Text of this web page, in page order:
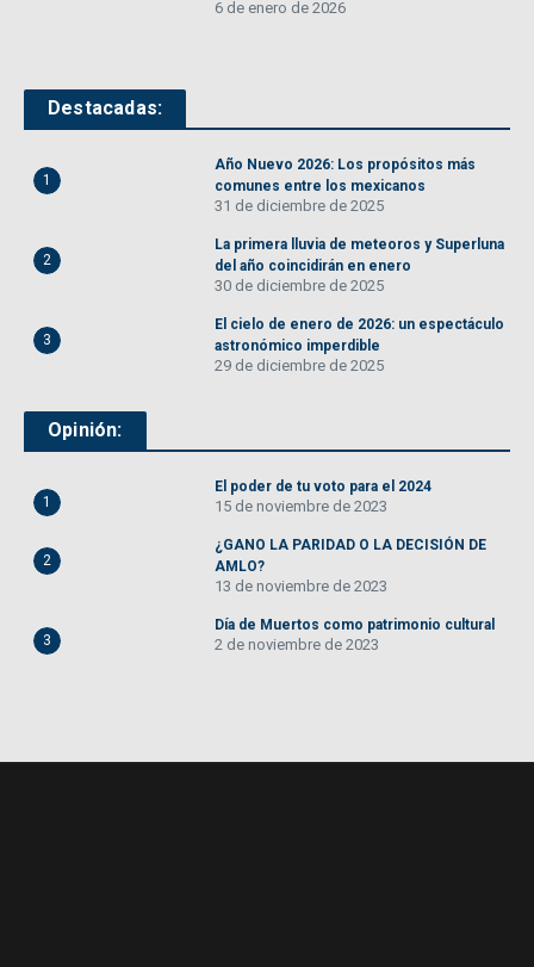
6 de enero de 2026
Destacadas:
1
Año Nuevo 2026: Los propósitos más
comunes entre los mexicanos
31 de diciembre de 2025
2
La primera lluvia de meteoros y Superluna
del año coincidirán en enero
30 de diciembre de 2025
3
El cielo de enero de 2026: un espectáculo
astronómico imperdible
29 de diciembre de 2025
Opinión:
1
El poder de tu voto para el 2024
15 de noviembre de 2023
2
¿GANO LA PARIDAD O LA DECISIÓN DE
AMLO?
13 de noviembre de 2023
3
Día de Muertos como patrimonio cultural
2 de noviembre de 2023